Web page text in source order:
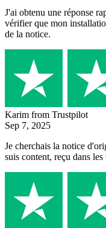
J'ai obtenu une réponse
vérifier que mon
de la notice.
Karim from Trustpilot
Sep 7, 2025
Je cherchais la notice
suis content, reçu dans les